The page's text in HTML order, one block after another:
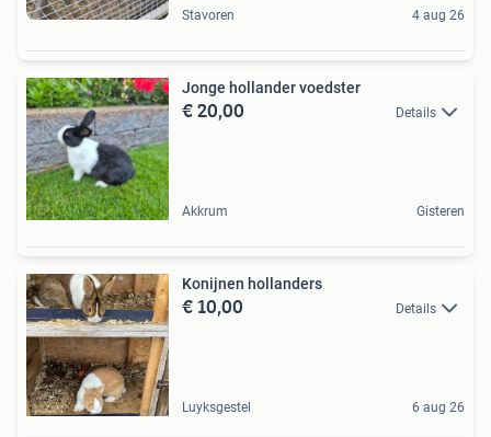
Stavoren 4 aug 26
Jonge hollander voedster
€ 20,00 Details
Akkrum Gisteren
Konijnen hollanders
€ 10,00 Details
Luyksgestel 6 aug 26